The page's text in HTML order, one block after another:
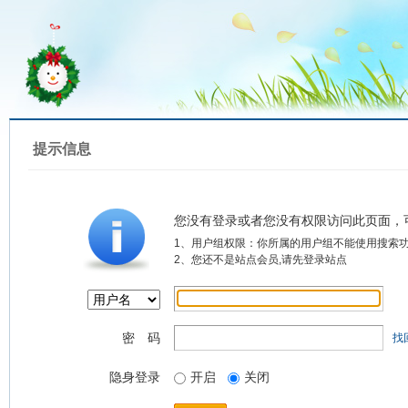
提示信息
您没有登录或者您没有权限访问此页面
1、用户组权限：你所属的用户组不能使用搜索
2、您还不是站点会员,请先登录站点
密 码 找
隐身登录 开启 关闭